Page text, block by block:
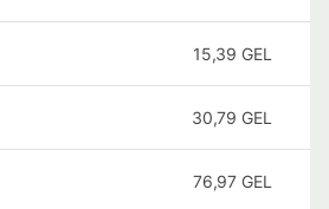
15,39 GEL
30,79 GEL
76,97 GEL